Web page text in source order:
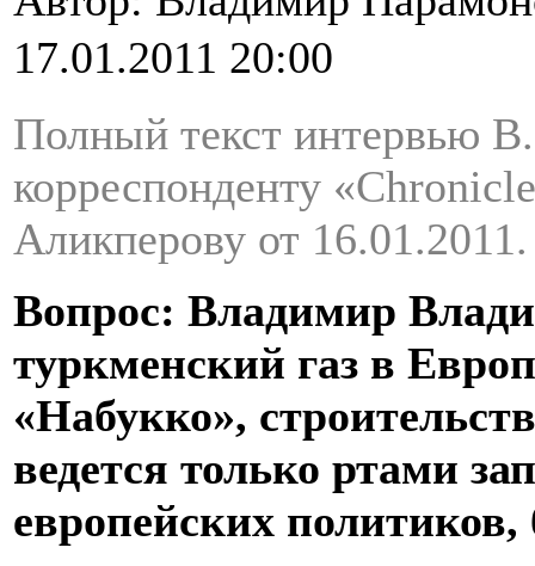
17.01.2011 20:00
Полный текст интервью
корреспонденту
Аликперову от 16.01.2011.
Вопрос: Владимир
туркменский газ в
«Набукко»,
ведется только ртами
европейских политиков,